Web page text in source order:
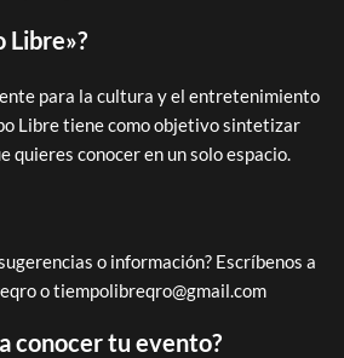
Libre»?
para la cultura y el entretenimiento
Libre tiene como objetivo sintetizar
quieres conocer en un solo espacio.
o información? Escríbenos a
otiempolibreqro@gmail.com
conocer tu evento?